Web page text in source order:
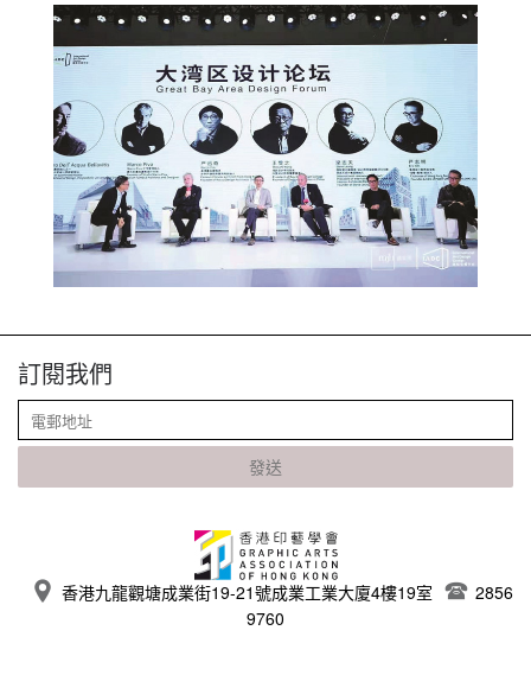
訂閱我們
發送
香港九龍觀塘成業街19-21號成業工業大廈4樓19室
2856
9760